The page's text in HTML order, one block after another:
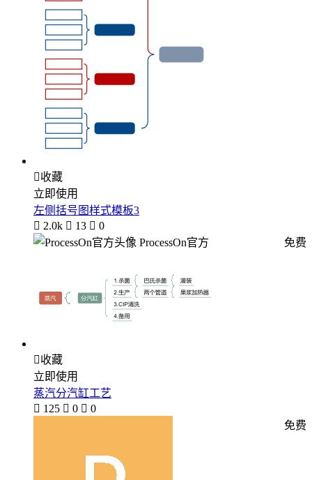
收藏
立即使用
左侧括号图样式模板3
 2.0k  13  0
ProcessOn官方
免费
收藏
立即使用
蒸汽分汽缸工艺
 125  0  0
免费